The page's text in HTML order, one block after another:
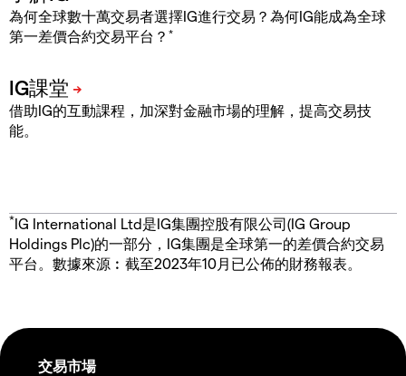
為何全球數十萬交易者選擇IG進行交易？為何IG能成為全球
第一差價合約交易平台？ *
借助IG的互動課程，加深對金融市場的理解，提高交易技
能。
*IG International Ltd是IG集團控股有限公司(IG Group
Holdings Plc)的一部分，IG集團是全球第一的差價合約交易
平台。數據來源︰截至2023年10月已公佈的財務報表。
交易市場